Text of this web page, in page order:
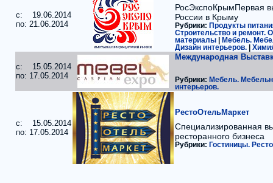
c: 19.06.2014
по: 21.06.2014
РосЭкспоКрымПервая
России в Крыму
Рубрики: Продукты
Строительство и ремонт.
материалы|
Мебель.
Дизайн интерьеров.|
c: 15.05.2014
по: 17.05.2014
Международная
Рубрики: Мебель.
интерьеров.
c: 15.05.2014
по: 17.05.2014
РестоОтельМаркет
Специализированная
ресторанного бизнеса
Рубрики: Гостиницы.